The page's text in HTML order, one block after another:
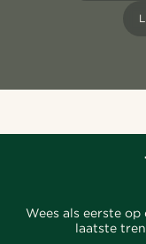
Wees als eerste
laatste